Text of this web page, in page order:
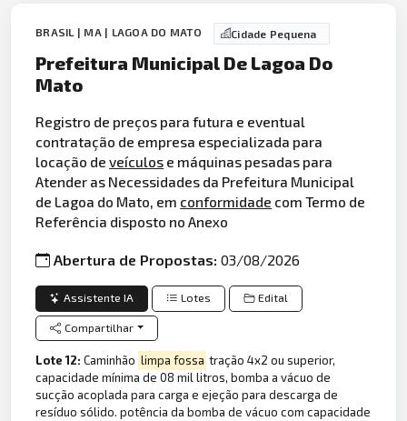
BRASIL | MA | LAGOA DO MATO Cidade Pequena
Prefeitura Municipal De Lagoa Do
Mato
Registro de preços para futura e eventual
contratação de empresa especializada para
locação deveículos e máquinas pesadas para
Atender as Necessidades da Prefeitura Municipal
de Lagoa do Mato, em conformidade com Termo de
Referência disposto no Anexo
Abertura de Propostas:03/08/2026
Assistente IA Lotes Edital
Compartilhar
Lote 12:Caminhão limpa fossa tração 4x2 ou superior,
capacidade mínima de 08 mil litros, bomba a vácuo de
sucção acoplada para carga e ejeção para descarga de
resíduo sólido. potência da bomba de vácuo com capacidade